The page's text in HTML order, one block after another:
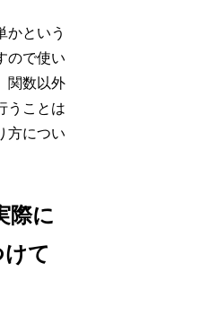
かという
ので使い
関数以外
うことは
方につい
際に
て